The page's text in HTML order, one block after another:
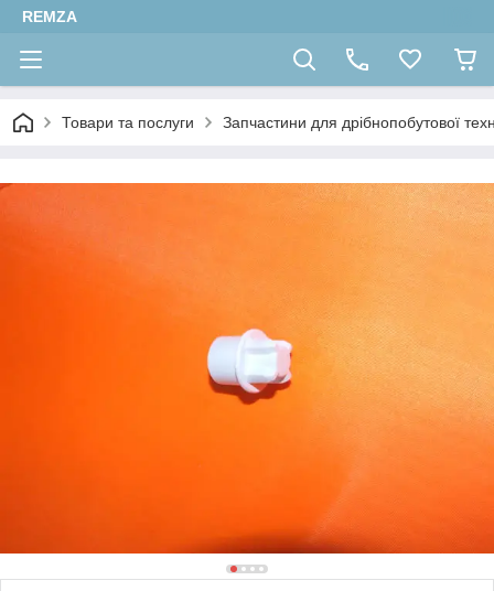
REMZA
Товари та послуги Запчастини для дрібнопобутової